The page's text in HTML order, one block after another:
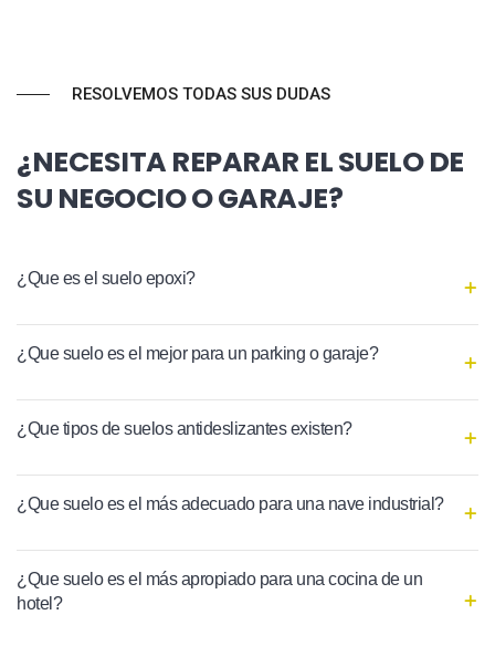
RESOLVEMOS TODAS SUS DUDAS
¿NECESITA REPARAR EL SUELO DE
SU NEGOCIO O GARAJE?
¿Que es el suelo epoxi?
¿Que suelo es el mejor para un parking o garaje?
¿Que tipos de suelos antideslizantes existen?
¿Que suelo es el más adecuado para una nave industrial?
¿Que suelo es el más apropiado para una cocina de un
hotel?